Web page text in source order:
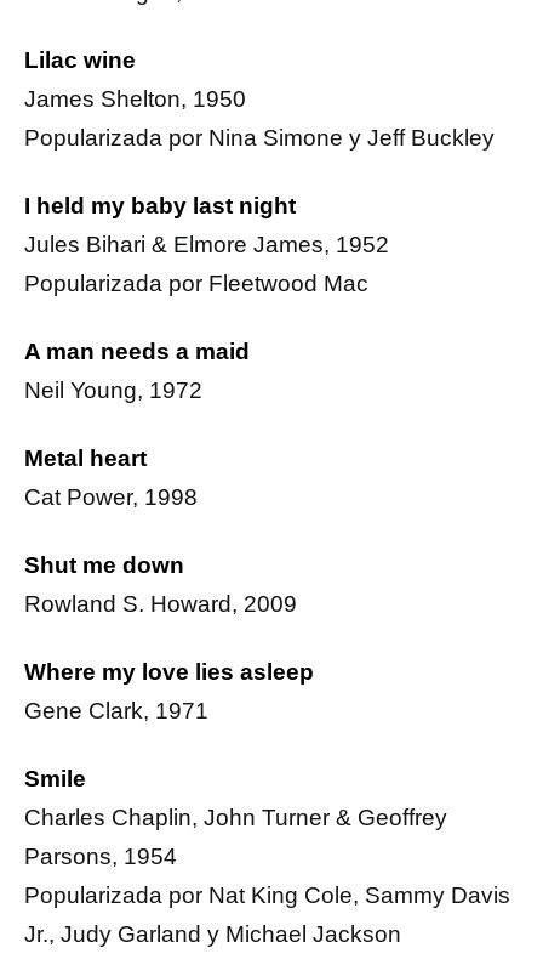
Lilac wine
James Shelton, 1950
Popularizada por Nina Simone y Jeff Buckley
I held my baby last night
Jules Bihari & Elmore James, 1952
Popularizada por Fleetwood Mac
A man needs a maid
Neil Young, 1972
Metal heart
Cat Power, 1998
Shut me down
Rowland S. Howard, 2009
Where my love lies asleep
Gene Clark, 1971
Smile
Charles Chaplin, John Turner & Geoffrey
Parsons, 1954
Popularizada por Nat King Cole, Sammy Davis
Jr., Judy Garland y Michael Jackson